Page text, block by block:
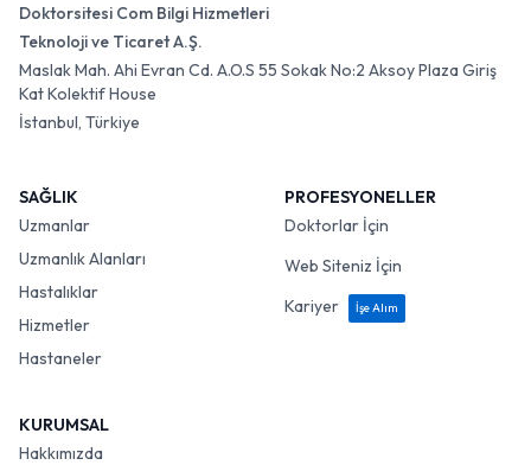
Doktorsitesi Com Bilgi Hizmetleri
Teknoloji ve Ticaret A.Ş.
Maslak Mah. Ahi Evran Cd. A.O.S 55 Sokak No:2 Aksoy Plaza Giriş
Kat Kolektif House
İstanbul, Türkiye
SAĞLIK
Uzmanlar
Uzmanlık Alanları
Hastalıklar
Hizmetler
Hastaneler
PROFESYONELLER
Doktorlar İçin
Web Siteniz İçin
Kariyer
İşe Alım
KURUMSAL
Hakkımızda